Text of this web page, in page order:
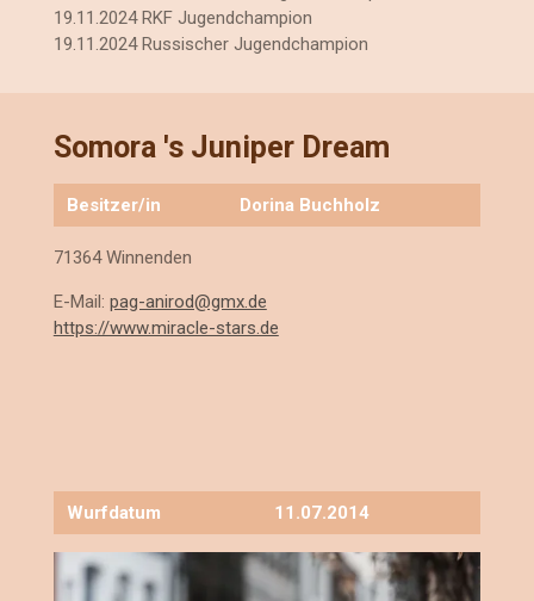
19.11.2024 RKF Jugendchampion
19.11.2024 Russischer Jugendchampion
Somora 's Juniper Dream
Besitzer/in Dorina Buchholz
71364 Winnenden
E-Mail: pag-anirod@gmx.de
https://www.miracle-stars.de
Wurfdatum 11.07.2014